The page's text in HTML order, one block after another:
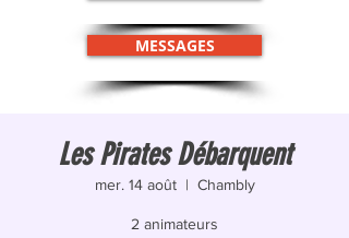
MESSAGES
Les Pirates Débarquent
mer. 14 août
  |
Chambly
2 animateurs